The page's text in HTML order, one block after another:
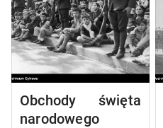
Obchody święta
narodowego